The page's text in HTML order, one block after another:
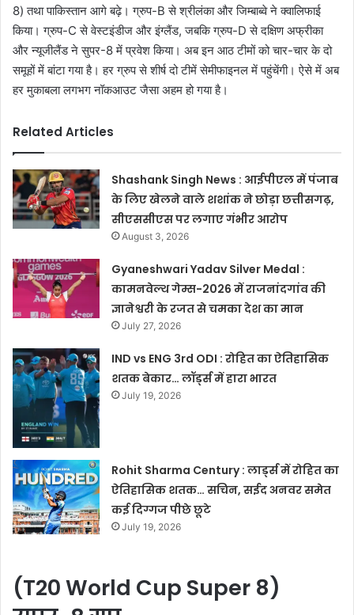
8) तथा पाकिस्तान आगे बढ़े। ग्रुप-B से श्रीलंका और जिम्बाब्वे ने क्वालिफाई
किया। ग्रुप-C से वेस्टइंडीज और इंग्लैंड, जबकि ग्रुप-D से दक्षिण अफ्रीका
और न्यूजीलैंड ने सुपर-8 में प्रवेश किया। अब इन आठ टीमों को चार-चार के दो
समूहों में बांटा गया है। हर ग्रुप से शीर्ष दो टीमें सेमीफाइनल में पहुंचेंगी। ऐसे में अब
हर मुकाबला लगभग नॉकआउट जैसा अहम हो गया है।
Related Articles
Shashank Singh News : आईपीएल में पंजाब
के लिए खेलने वाले शशांक ने छोड़ा छत्तीसगढ़,
सीएससीएस पर लगाए गंभीर आरोप
August 3, 2026
Gyaneshwari Yadav Silver Medal :
कामनवेल्थ गेम्स-2026 में राजनांदगांव की
ज्ञानेश्वरी के रजत से चमका देश का मान
July 27, 2026
IND vs ENG 3rd ODI : रोहित का ऐतिहासिक
शतक बेकार… लॉर्ड्स में हारा भारत
July 19, 2026
Rohit Sharma Century : लार्ड्स में रोहित का
ऐतिहासिक शतक… सचिन, सईद अनवर समेत
कई दिग्गज पीछे छूटे
July 19, 2026
(T20 World Cup Super 8)